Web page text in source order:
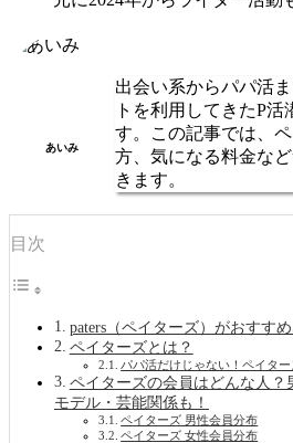
あいみ
出会い系からパパ活
トを利用してきたP
す。この記事では、
方、気になる料金な
きます。
目次
paters（ペイターズ）がおすす
ペイターズとは？
パパ活だけじゃない！ペイタ
ペイターズの会員はどんな人？
モデル・芸能関係も！
ペイターズ 男性会員分布
ペイターズ 女性会員分布